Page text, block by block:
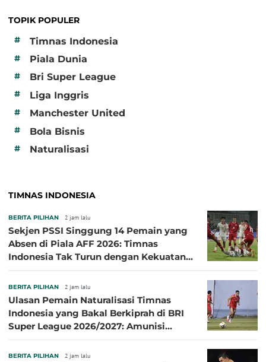
TOPIK POPULER
#
Timnas Indonesia
# Piala Dunia
# Bri Super League
# Liga Inggris
# Manchester United
# Bola Bisnis
# Naturalisasi
TIMNAS INDONESIA
BERITA PILIHAN 2 jam lalu
Sekjen PSSI Singgung 14 Pemain yang
Absen di Piala AFF 2026: Timnas
Indonesia Tak Turun dengan Kekuatan
BERITA PILIHAN 2 jam lalu
Ulasan Pemain Naturalisasi Timnas
Indonesia yang Bakal Berkiprah di BRI
Super League 2026/2027: Amunisi
BERITA PILIHAN 2 jam lalu